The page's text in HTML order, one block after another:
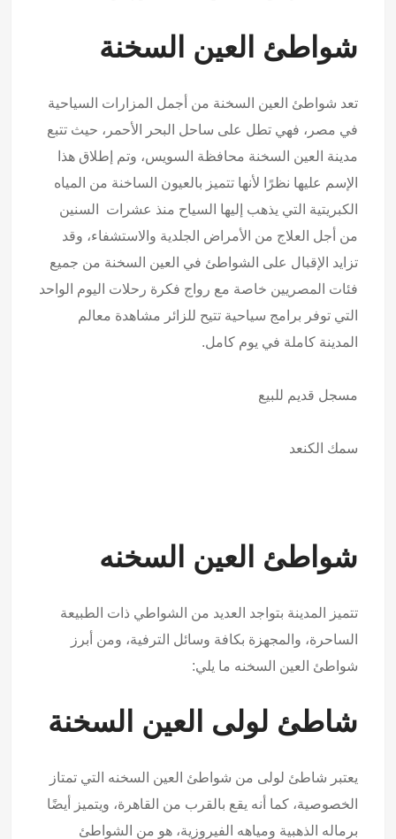
شواطئ العين السخنة
تعد شواطئ العين السخنة من أجمل المزارات السياحية
في مصر، فهي تطل على ساحل البحر الأحمر، حيث تتبع
مدينة العين السخنة محافظة السويس، وتم إطلاق هذا
الإسم عليها نظرًا لأنها تتميز بالعيون الساخنة من المياه
الكبريتية التي يذهب إليها السياح منذ عشرات السنين
من أجل العلاج من الأمراض الجلدية والاستشفاء، وقد
تزايد الإقبال على الشواطئ في العين السخنة من جميع
فئات المصريين خاصة مع رواج فكرة رحلات اليوم الواحد
التي توفر برامج سياحية تتيح للزائر مشاهدة معالم
المدينة كاملة في يوم كامل.
مسجل قديم للبيع
سمك الكنعد
شواطئ العين السخنه
تتميز المدينة بتواجد العديد من الشواطي ذات الطبيعة
الساحرة، والمجهزة بكافة وسائل الترفية، ومن أبرز
شواطئ العين السخنه ما يلي:
شاطئ لولى العين السخنة
يعتبر شاطئ لولى من شواطئ العين السخنه التي تمتاز
الخصوصية، كما أنه يقع بالقرب من القاهرة، ويتميز أيضًا
برماله الذهبية ومياهه الفيروزية، هو من الشواطئ